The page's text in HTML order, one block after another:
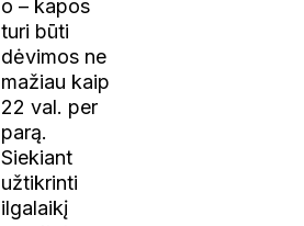
o – kapos
turi būti
dėvimos ne
mažiau kaip
22 val. per
parą.
Siekiant
užtikrinti
ilgalaikį